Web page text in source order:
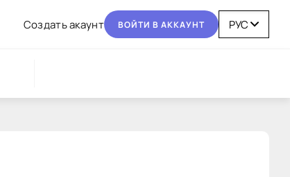
Coздaть aкaунт BOЙТИ В AККAУНТ